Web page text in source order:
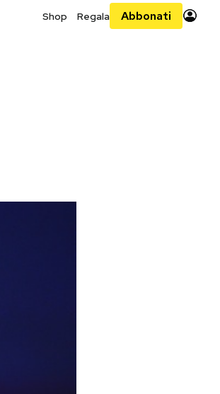
Shop Regala Abbonati